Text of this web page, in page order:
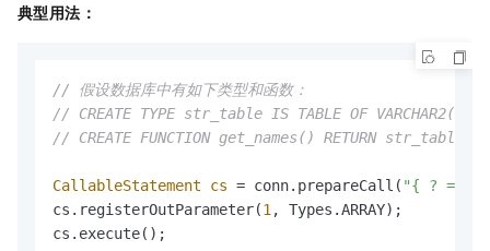
典型用法：
// 假设数据库中有如下类型和函数：
// CREATE TYPE str_table IS TABLE OF VARCHAR2(100)
// CREATE FUNCTION get_names() RETURN str_table
CallableStatement cs = conn.prepareCall( "{ ? =
cs.registerOutParameter(1 , Types.ARRAY);
cs.execute();